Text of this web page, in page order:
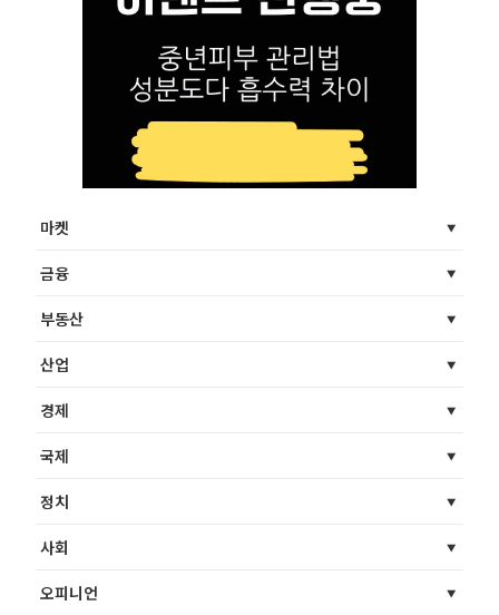
마켓
금융
부동산
산업
경제
국제
정치
사회
오피니언